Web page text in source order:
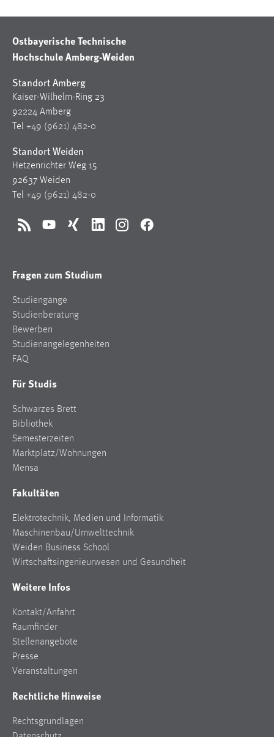
Ostbayerische Technische
Hochschule Amberg-Weiden
Standort Amberg
Kaiser-Wilhelm-Ring 23
92224 Amberg
Tel +49 (9621) 482-0
Standort Weiden
Hetzenrichter Weg 15
92637 Weiden
Tel +49 (9621) 482-0
RSS YouTubeXing LinkedInInstagramFacebook
Fragen zum Studium
Studiengänge
Studienberatung
Bewerben
Studienangelegenheiten
FAQ
Für Studis
Schwarzes Brett
Bibliothek
Semesterzeiten
Marktplatz/Wohnungen
Mensa
Fakultäten
Elektrotechnik, Medien und Informatik
Maschinenbau/Umwelttechnik
Weiden Business School
Wirtschaftsingenieurwesen und Gesundheit
Weitere Infos
Kontakt/Anfahrt
Raumfinder
Stellenangebote
Presse
Veranstaltungen
Rechtliche Hinweise
Rechtsgrundlagen